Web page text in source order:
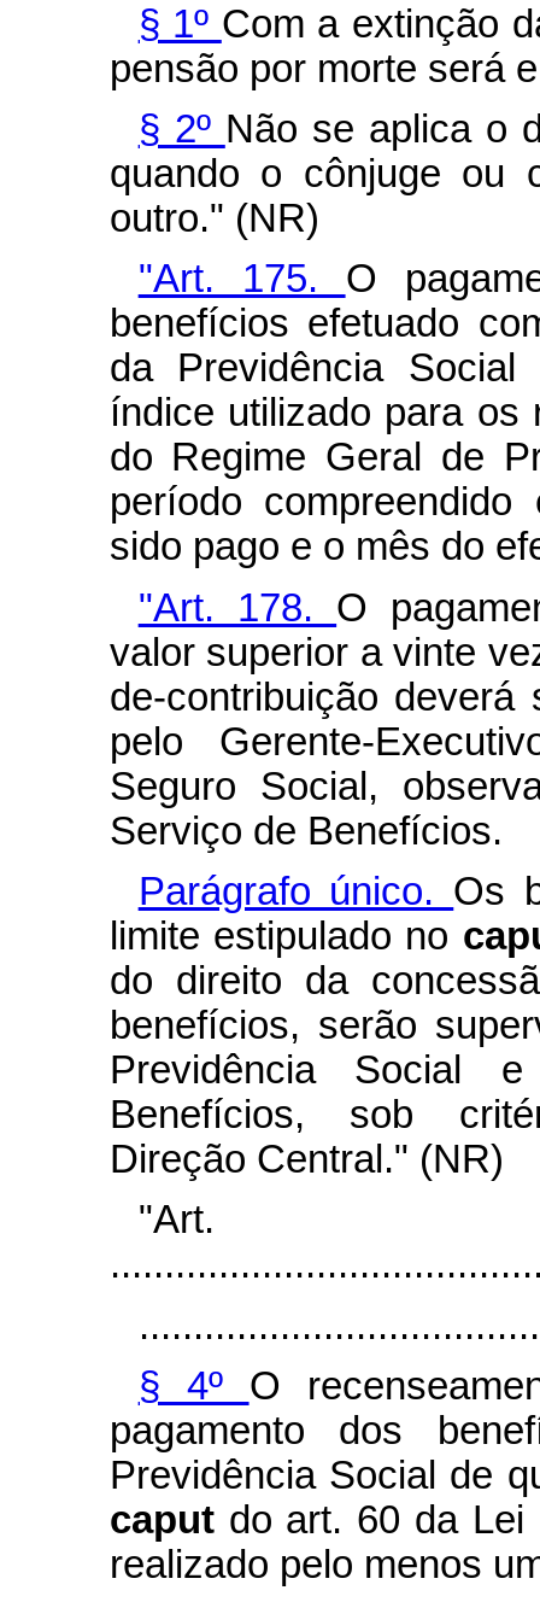
§ 1º Com a extinção
pensão por morte será
§ 2º Não se aplica o
quando o cônjuge ou
outro." (NR)
"Art. 175. O
benefícios efetuado
da Previdência
índice utilizado para os
do Regime Geral de
período
sido pago e o mês do
"Art. 178. O
valor superior a vinte
de-contribuição deverá
pelo Gerente-
Seguro Social,
Serviço de Benefícios.
Parágrafo único. Os
limite estipulado no
do direito da
benefícios, serão
Previdência Social
Benefícios, sob
Direção Central." (NR)
§ 4º O
pagamento dos
Previdência Social de
caput do art. 60 da Lei
realizado pelo menos